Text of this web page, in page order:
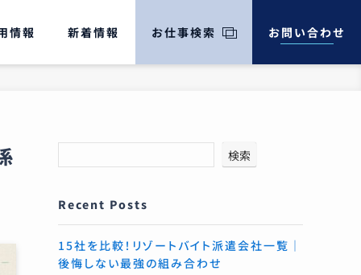
情報 新着情報 お仕事検索 お問い合わせ
検索
Recent Posts
15社を比較！リゾートバイト派遣会社一覧｜
後悔しない最強の組み合わせ